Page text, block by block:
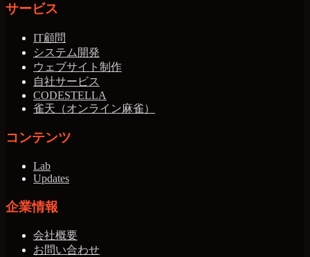
サービス
IT顧問
システム開発
ウェブサイト制作
自社サービス
CODESTELLA
雀天（オンライン麻雀）
コンテンツ
Lab
Updates
企業情報
会社概要
お問い合わせ